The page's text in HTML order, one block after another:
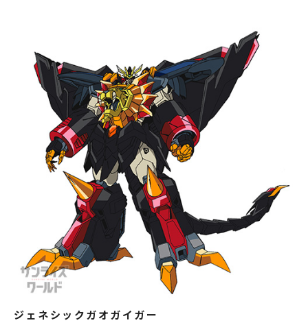
ジェネシックガオガイガー